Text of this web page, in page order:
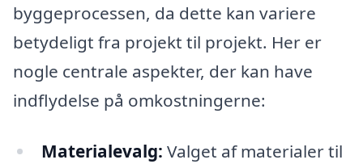
byggeprocessen, da dette kan variere
betydeligt fra projekt til projekt. Her er
nogle centrale aspekter, der kan have
indflydelse på omkostningerne:
Materialevalg: Valget af materialer til